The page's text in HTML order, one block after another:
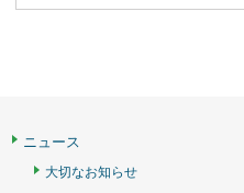
ニュース
大切なお知らせ